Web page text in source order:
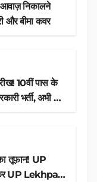
आवाज़ निकालने
और बीमा कवर
10वीं पास के
भर्ती, अभी करें
तूफान! UP
UP Lekhpal